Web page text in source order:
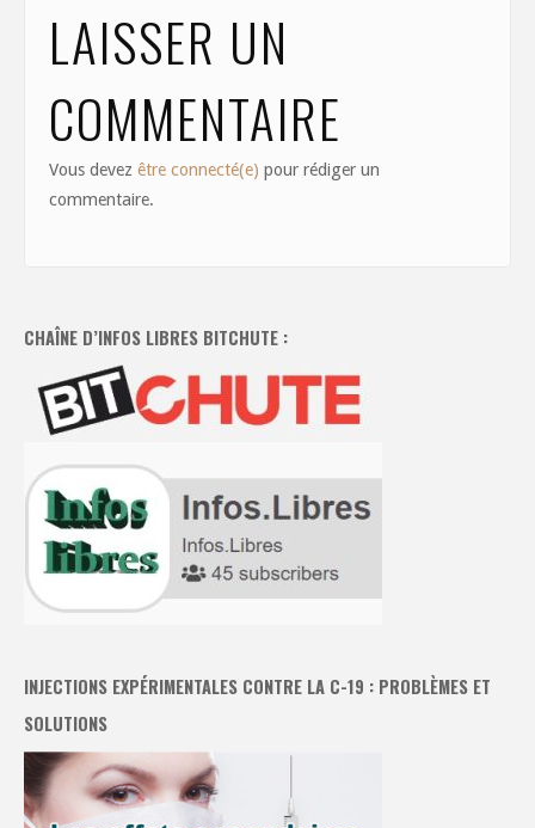
LAISSER UN
COMMENTAIRE
Vous devezêtre connecté(e) pour rédiger un
commentaire.
CHAÎNE D’INFOS LIBRES BITCHUTE :
INJECTIONS EXPÉRIMENTALES CONTRE LA C-19 : PROBLÈMES ET
SOLUTIONS